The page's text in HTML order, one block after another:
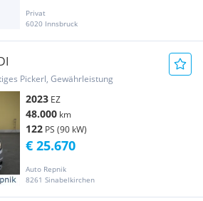
Privat
6020 Innsbruck
Pickerl, Gewährleistung
2023 EZ
48.000 km
122 PS (90 kW)
Auto Repnik
8261 Sinabelkirchen
€ 25.670